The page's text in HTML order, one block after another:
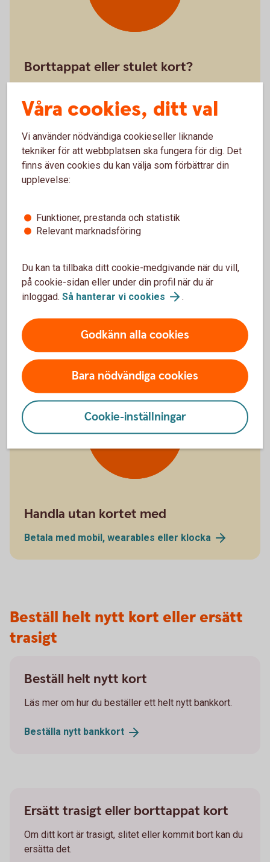
Borttappat eller stulet kort?
tillfälligt
Kan ha glömt kortet hemma
Digital plånbok
Wallet
Handla utan kortet med
Betala med mobil, wearables eller klocka
Beställ helt nytt kort eller ersätt
trasigt
Beställ helt nytt kort
Läs mer om hur du beställer ett helt nytt bankkort.
Beställa nytt bankkort
Ersätt trasigt eller borttappat kort
Om ditt kort är trasigt, slitet eller kommit bort kan du
ersätta det.
Våra cookies, ditt val
Vi använder nödvändiga cookieseller liknande
tekniker för att webbplatsen ska fungera för dig. Det
finns även cookies du kan välja som förbättrar din
upplevelse:
Funktioner, prestanda och statistik
Relevant marknadsföring
Du kan ta tillbaka ditt cookie-medgivande när du vill,
på cookie-sidan eller under din profil när du är
inloggad. Så hanterar vi cookies .
Godkänn alla cookies
Bara nödvändiga cookies
Cookie-inställningar